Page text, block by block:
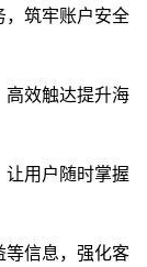
，筑牢账户安全
高效触达提升海
让用户随时掌握
等信息，强化客